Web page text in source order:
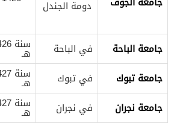
دومة الجندل
جامعة الباحة في الباحة سنة
هـ
جامعة تبوك
في تبوك سنة
هـ
جامعة نجران
في نجران سنة
هـ